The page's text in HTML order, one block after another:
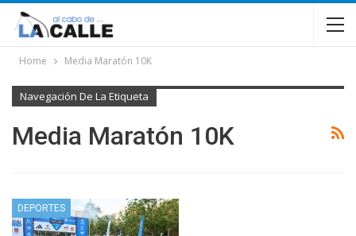
Home Media Maratón 10K
Navegación De La Etiqueta
Media Maratón 10K
DEPORTES